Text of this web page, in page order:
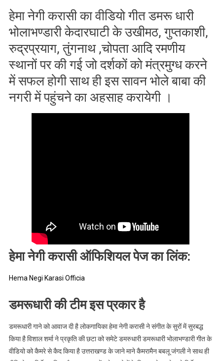
हेमा नेगी करासी का वीडियो गीत डमरू धारी
भोलाभण्डारी केदारघाटी के उखीमठ, गुप्तकाशी,
रुद्रप्रयाग, तुंगनाथ ,चोपता आदि रमणीय
स्थानों पर की गई जो दर्शकों को मंत्रमुग्ध करने
में सफल होगी साथ ही इस सावन भोले बाबा की
नगरी में पहुंचने का अहसाह करायेगी ।
हेमा नेगी करासी ऑफिशियल पेज का लिंक:
Hema Negi Karasi Officia
डमरूधारी की टीम इस प्रकार है
डमरूधारी गाने को आवाज दी है लोकगायिका हेमा नेगी करासी ने संगीत के सुरों में सुरबद्ध
किया है विशाल शर्मा ने प्रकृति की छटा को समेटे डमरुधारी डमरूधारी भोलाभण्डारी गीत के
वीडियो को कैमरे से कैद किया है उत्तराखण्ड के जाने माने कैमरामैन बबलू जंगली ने साथ ही